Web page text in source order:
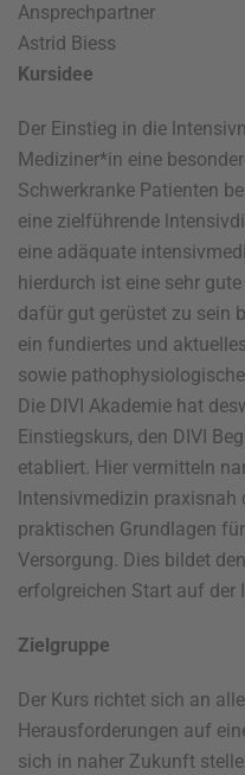
Ansprechpartner
Astrid Biess
Kursidee
Der Einstieg in die
Mediziner*in eine
Schwerkranke Patienten
eine zielführende
eine adäquate
hierdurch ist eine sehr
dafür gut gerüstet zu sein
ein fundiertes und
sowie
Die DIVI Akademie hat
Einstiegskurs, den DIVI
etabliert. Hier vermitteln
lntensivmedizin praxisnah
praktischen Grundlagen
Versorgung. Dies bildet
erfolgreichen Start auf der
Zielgruppe
Der Kurs richtet sich an
Herausforderungen auf
sich in naher Zukunft